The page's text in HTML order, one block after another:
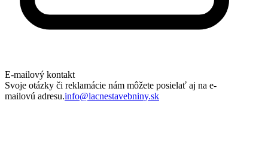
E-mailový kontakt
Svoje otázky či reklamácie nám môžete posielať aj na e-
mailovú adresu.info@lacnestavebniny.sk